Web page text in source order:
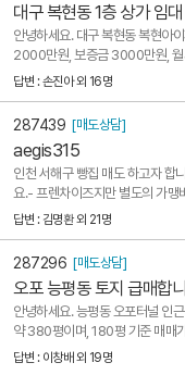
대구 복현동 1층 상가 임
안녕하세요. 대구 복현동 복현아
2000만원, 보증금 3000만원, 월
주민 고정 수요 확보에 유리하고
답변 : 손진아 외 16명
287439 [매도상담]
aegis315
인천 서해구 빵집 매도 하고자 합
요.- 프렌차이즈지만 별도의 가
주변에 파리바게트1개, 소규모
답변 : 김명환 외 21명
287296 [매도상담]
오포 능평동 토지 급매합
안녕하세요. 능평동 오포터널 인
약 380평이며, 180평 기준 매매
희망하고 있어, 해당 조건으로 매
답변 : 이창배 외 19명